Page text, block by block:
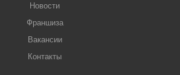
Новости
Франшиза
Вакансии
Контакты